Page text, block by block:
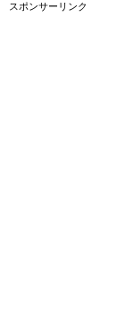
スポンサーリンク